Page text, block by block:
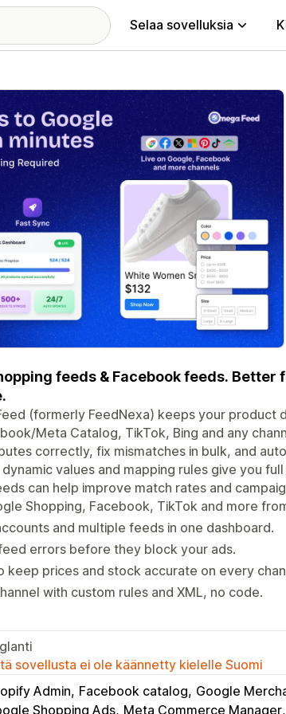
Selaa sovelluksia
feeds & Facebook feeds. Better
(formerly FeedNexa) keeps your product
Meta Catalog, TikTok, Bing and any
correctly, fix mismatches in bulk, and
values and mapping rules give you
can help improve match rates and
Shopping, Facebook, TikTok and more
and multiple feeds in one dashboard.
errors before they block your ads.
prices and stock accurate on every
with custom rules and XML, no code.
sovellusta ei ole käännetty kielelle Suomi
Admin Facebook catalog Google
Shopping Ads Meta Commerce Manager